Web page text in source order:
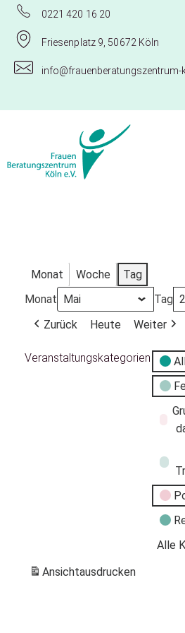
0221 420 16 20
Friesenplatz 9, 50672 Köln
info@frauenberatungszentrum-
Monat Woche
Tag
Monat
Tag
Zurück
Heute Weiter
Veranstaltungskategorien
Alle
Ansichtausdrucken